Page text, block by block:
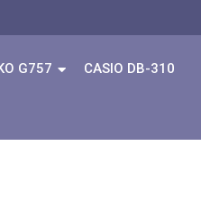
G757 CASIO DB-310